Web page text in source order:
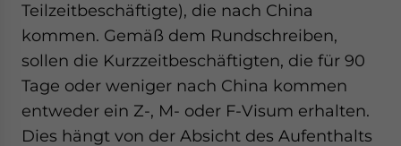
Teilzeitbeschäftigte), die nach China
kommen. Gemäß dem Rundschreiben,
sollen die Kurzzeitbeschäftigten, die für 90
Tage oder weniger nach China kommen
entweder ein Z-, M- oder F-Visum erhalten.
Dies hängt von der Absicht des Aufenthalts